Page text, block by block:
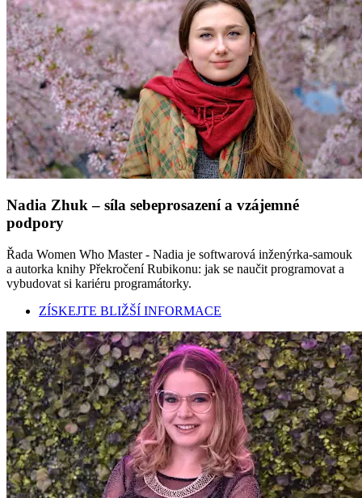
Nadia Zhuk – síla sebeprosazení a vzájemné
podpory
Řada Women Who Master - Nadia je softwarová inženýrka-samouk
a autorka knihy Překročení Rubikonu: jak se naučit programovat a
vybudovat si kariéru programátorky.
ZÍSKEJTE BLIŽŠÍ INFORMACE